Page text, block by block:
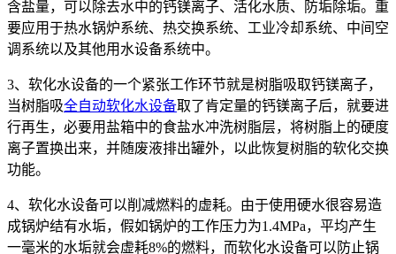
含盐量，可以除去水中的钙镁离子、活化水质、防垢除垢。重
要应用于热水锅炉系统、热交换系统、工业冷却系统、中间空
调系统以及其他用水设备系统中。
3、软化水设备的一个紧张工作环节就是树脂吸取钙镁离子，
当树脂吸全自动软化水设备取了肯定量的钙镁离子后，就要进
行再生，必要用盐箱中的食盐水冲洗树脂层，将树脂上的硬度
离子置换出来，并随废液排出罐外，以此恢复树脂的软化交换
功能。
4、软化水设备可以削减燃料的虚耗。由于使用硬水很容易造
成锅炉结有水垢，假如锅炉的工作压力为1.4MPa，平均产生
一毫米的水垢就会虚耗8%的燃料，而软化水设备可以防止锅